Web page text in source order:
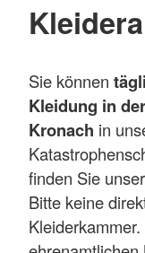
Sie können
Kleidung in
Kronach in
finden Sie
Bitte keine